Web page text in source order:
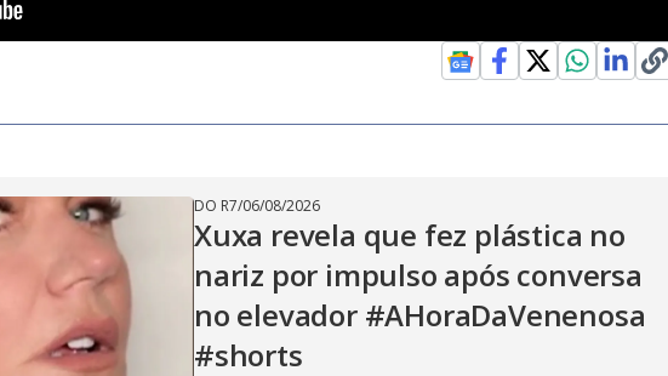
DO R7/06/08/2026
Xuxa revela que fez plástica no
nariz por impulso após conversa
no elevador #AHoraDaVenenosa
#shorts